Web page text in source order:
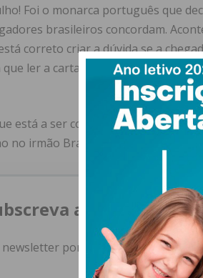
Foi o monarca português que
brasileiros concordam.
correto criar a dúvida se a
ler a carta do escrivão do rei de
está a ser contada aos brasileiros,
irmão Brasil, que achou e
a newsletter
por e-mail e obtenha de
atualizada.